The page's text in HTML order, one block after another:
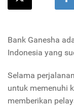
Bank Ganesha
Indonesia yang
Selama
untuk memenuhi
memberikan